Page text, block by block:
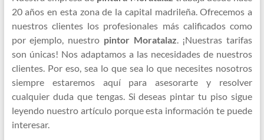
20 años en esta zona de la capital madrileña. Ofrecemos a
nuestros clientes los profesionales más calificados como
por ejemplo, nuestro pintor Moratalaz. ¡Nuestras tarifas
son únicas! Nos adaptamos a las necesidades de nuestros
clientes. Por eso, sea lo que sea lo que necesites nosotros
siempre estaremos aquí para asesorarte y resolver
cualquier duda que tengas. Si deseas pintar tu piso sigue
leyendo nuestro artículo porque esta información te puede
interesar.